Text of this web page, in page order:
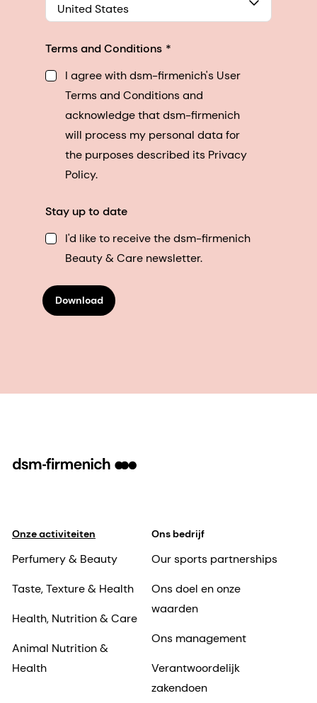
United States
Terms and Conditions
I agree with dsm-firmenich's User
Terms and Conditions and
acknowledge that dsm-firmenich
will process my personal data for
the purposes described its Privacy
Policy.
Stay up to date
I'd like to receive the dsm-firmenich
Beauty & Care newsletter.
Download
Onze activiteiten
Perfumery & Beauty
Taste, Texture & Health
Health, Nutrition & Care
Animal Nutrition &
Health
Ons bedrijf
Our sports partnerships
Ons doel en onze
waarden
Ons management
Verantwoordelijk
zakendoen